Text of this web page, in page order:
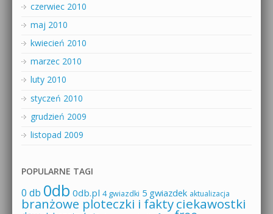
czerwiec 2010
maj 2010
kwiecień 2010
marzec 2010
luty 2010
styczeń 2010
grudzień 2009
listopad 2009
POPULARNE TAGI
0 db 0db 0db.pl 4 gwiazdki 5 gwiazdek aktualizacja
branżowe ploteczki i faktyciekawostki